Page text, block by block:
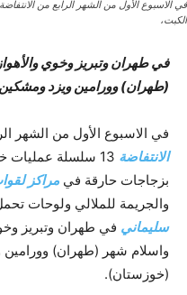
الكبت،
في طهران وتبريز وخوي
(طهران) وورامين ويزد
في الاسبوع الأول من الشهر
الانتفاضة
13 سلسلة عمليات
بزجاجات حارقة في مراكز
والجريمة للملالي ولوحات
سليماني في طهران وتبريز
واسلام شهر (طهران)
(خوزستان).